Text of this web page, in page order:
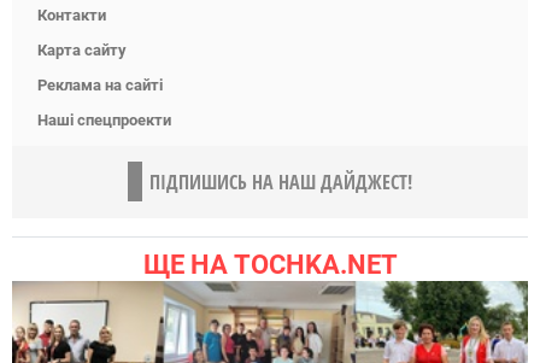
Контакти
Карта сайту
Реклама на сайті
Наші спецпроекти
ПІДПИШИСЬ НА НАШ ДАЙДЖЕСТ!
ЩЕ НА TOCHKA.NET